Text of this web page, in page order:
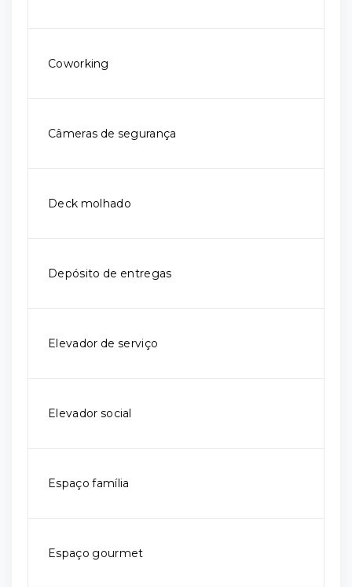
Coworking
Câmeras de segurança
Deck molhado
Depósito de entregas
Elevador de serviço
Elevador social
Espaço família
Espaço gourmet